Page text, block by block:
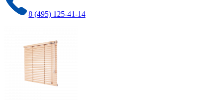
8 (495) 125-41-14